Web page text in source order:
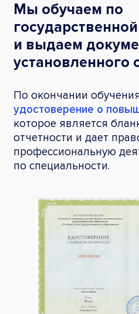
Мы обучаем по
и выдаем
установленного
По окончании
удостоверение о
которое является
отчетности и дает
профессиональную
по специальности.